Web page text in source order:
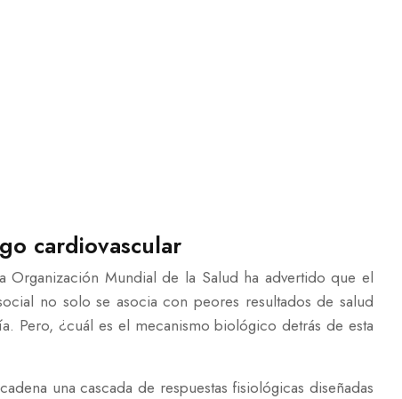
cardiovascular
Mundial de la Salud ha advertido que el
no solo se asocia con peores resultados de salud
Pero, ¿cuál es el mecanismo biológico detrás de esta
una cascada de respuestas fisiológicas diseñadas